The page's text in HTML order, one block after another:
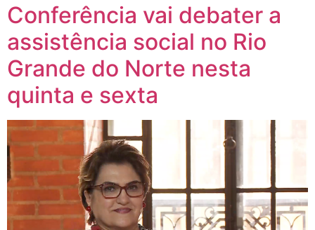
Conferência vai debater a
assistência social no Rio
Grande do Norte nesta
quinta e sexta